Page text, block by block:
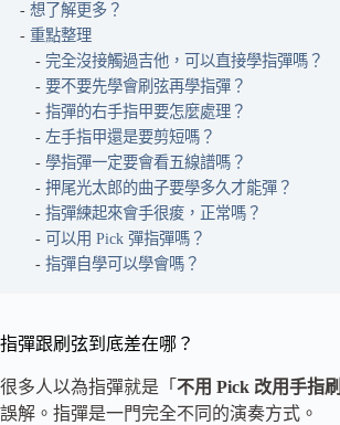
想了解更多？
重點整理
完全沒接觸過吉他，可以直接學指彈嗎？
要不要先學會刷弦再學指彈？
指彈的右手指甲要怎麼處理？
左手指甲還是要剪短嗎？
學指彈一定要會看五線譜嗎？
押尾光太郎的曲子要學多久才能彈？
指彈練起來會手很痠，正常嗎？
可以用 Pick 彈指彈嗎？
指彈自學可以學會嗎？
指彈跟刷弦到底差在哪？
很多人以為指彈就是「 不用 Pick 改用手指刷
誤解。指彈是一門完全不同的演奏方式。